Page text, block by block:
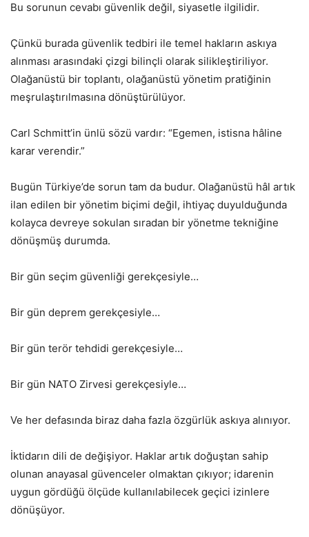
Bu sorunun cevabı güvenlik değil, siyasetle ilgilidir.
Çünkü burada güvenlik tedbiri ile temel hakların askıya
alınması arasındaki çizgi bilinçli olarak silikleştiriliyor.
Olağanüstü bir toplantı, olağanüstü yönetim pratiğinin
meşrulaştırılmasına dönüştürülüyor.
Carl Schmitt’in ünlü sözü vardır: “Egemen, istisna hâline
karar verendir.”
Bugün Türkiye’de sorun tam da budur. Olağanüstü hâl artık
ilan edilen bir yönetim biçimi değil, ihtiyaç duyulduğunda
kolayca devreye sokulan sıradan bir yönetme tekniğine
dönüşmüş durumda.
Bir gün seçim güvenliği gerekçesiyle…
Bir gün deprem gerekçesiyle…
Bir gün terör tehdidi gerekçesiyle…
Bir gün NATO Zirvesi gerekçesiyle…
Ve her defasında biraz daha fazla özgürlük askıya alınıyor.
İktidarın dili de değişiyor. Haklar artık doğuştan sahip
olunan anayasal güvenceler olmaktan çıkıyor; idarenin
uygun gördüğü ölçüde kullanılabilecek geçici izinlere
dönüşüyor.